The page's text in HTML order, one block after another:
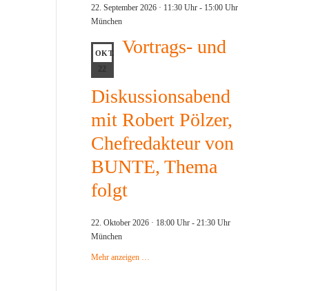
22. September 2026 · 11:30 Uhr- 15:00 Uhr
München
OKT.
22
Vortrags- und
Diskussionsabend
mit Robert Pölzer,
Chefredakteur von
BUNTE, Thema
folgt
22. Oktober 2026 · 18:00 Uhr- 21:30 Uhr
München
Mehr anzeigen …